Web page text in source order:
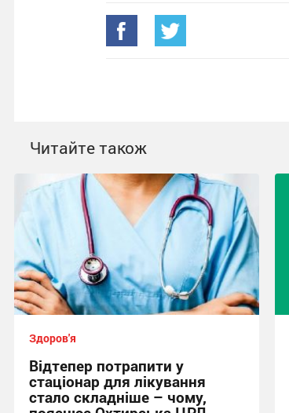
Читайте також
Здоров'я
Відтепер потрапити у
стаціонар для лікування
стало складніше – чому,